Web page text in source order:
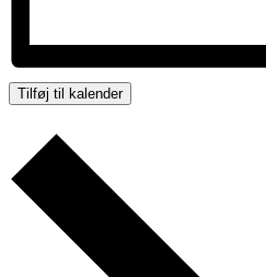
Tilføj til kalender